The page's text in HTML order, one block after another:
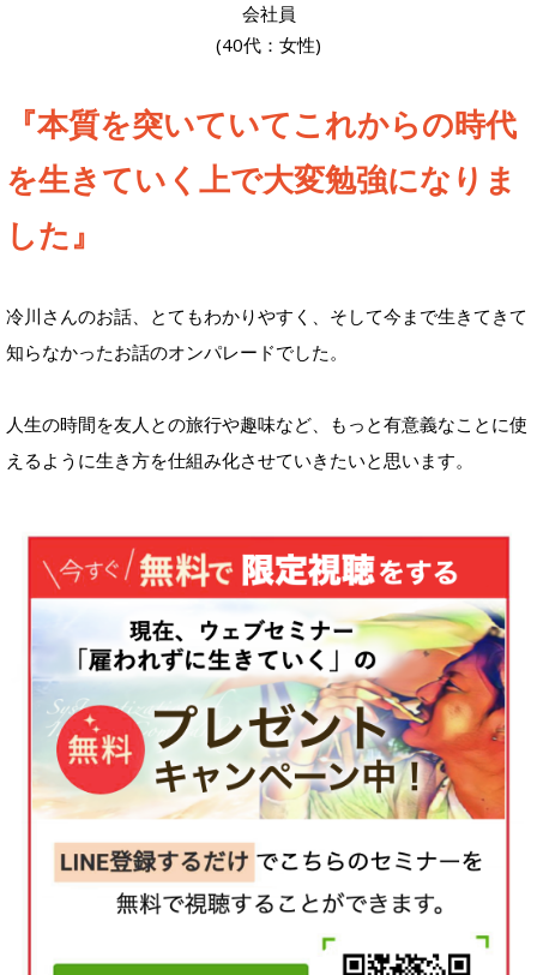
会社員
(40代：女性)
『本質を突いていてこれからの時代
を生きていく上で大変勉強になりま
した』
冷川さんのお話、とてもわかりやすく、そして今まで生きてきて
知らなかったお話のオンパレードでした。
人生の時間を友人との旅行や趣味など、もっと有意義なことに使
えるように生き方を仕組み化させていきたいと思います。